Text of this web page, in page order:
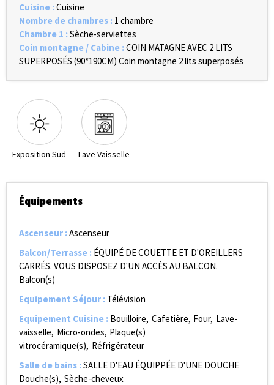
Cuisine :Cuisine
Nombre de chambres : 1 chambre
Chambre 1 :Sèche-serviettes
Coin montagne / Cabine :COIN MATAGNE AVEC 2 LITS
SUPERPOSÉS (90*190CM) Coin montagne 2 lits superposés
Exposition Sud Lave Vaisselle
Équipements
Ascenseur :Ascenseur
Balcon/Terrasse : ÉQUIPÉ DE COUETTE ET D'OREILLERS
CARRÉS. VOUS DISPOSEZ D'UN ACCÈS AU BALCON.
Balcon(s)
Equipement Séjour : Télévision
Equipement Cuisine : Bouilloire Cafetière Four Lave-
vaisselle Micro-ondes Plaque(s)
vitrocéramique(s) Réfrigérateur
Salle de bains :SALLE D'EAU ÉQUIPPÉE D'UNE DOUCHE
Douche(s) Sèche-cheveux